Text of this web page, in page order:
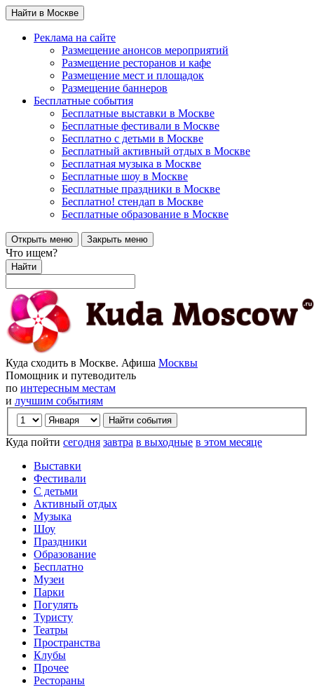
Найти в Москве
Реклама на сайте
Размещение анонсов мероприятий
Размещение ресторанов и кафе
Размещение мест и площадок
Размещение баннеров
Бесплатные события
Бесплатные выставки в Москве
Бесплатные фестивали в Москве
Бесплатно с детьми в Москве
Бесплатный активный отдых в Москве
Бесплатная музыка в Москве
Бесплатные шоу в Москве
Бесплатные праздники в Москве
Бесплатно! стендап в Москве
Бесплатные образование в Москве
Открыть меню Закрыть меню
Что ищем?
Найти
Куда сходить в Москве. Афиша Москвы
Помощник и путеводитель
по интересным местам
и лучшим событиям
Куда пойти сегодня завтра в выходные в этом месяце
Выставки
Фестивали
С детьми
Активный отдых
Музыка
Шоу
Праздники
Образование
Бесплатно
Музеи
Парки
Погулять
Туристу
Театры
Пространства
Клубы
Прочее
Рестораны